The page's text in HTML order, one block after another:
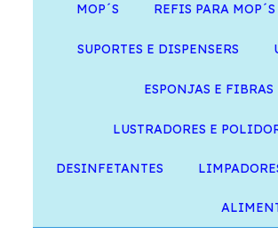
MOP´S REFIS PARA MOP´S
SUPORTES E DISPENSERS
ESPONJAS E FIBRAS
LUSTRADORES E
DESINFETANTES